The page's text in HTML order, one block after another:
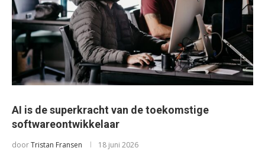
AI is de superkracht van de toekomstige
softwareontwikkelaar
doorTristan Fransen 18 juni 2026